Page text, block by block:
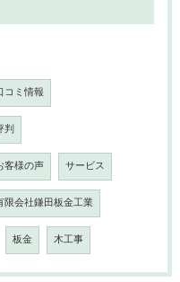
コミ情報
判
客様の声 サービス
限会社鎌田板金工業
板金 木工事